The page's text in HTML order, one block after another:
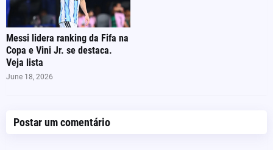
Messi lidera ranking da Fifa na
Copa e Vini Jr. se destaca.
Veja lista
June 18, 2026
Postar um comentário